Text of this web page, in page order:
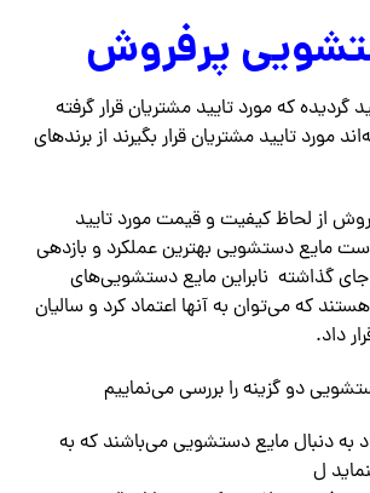
پرفروش
گردیده که مورد تایید مشتریان قرار گرفته
مورد تایید مشتریان قرار بگیرند از برندهای
از لحاظ کیفیت و قیمت مورد تایید
است مایع دستشویی بهترین عملکرد و بازدهی
جای گذاشته نابراین مایع دستشویی‌های
که می‌توان به آنها اعتماد کرد و سالیان
داد.
دو گزینه را بررسی می‌نماییم
به دنبال مایع دستشویی می‌باشند که به
ل